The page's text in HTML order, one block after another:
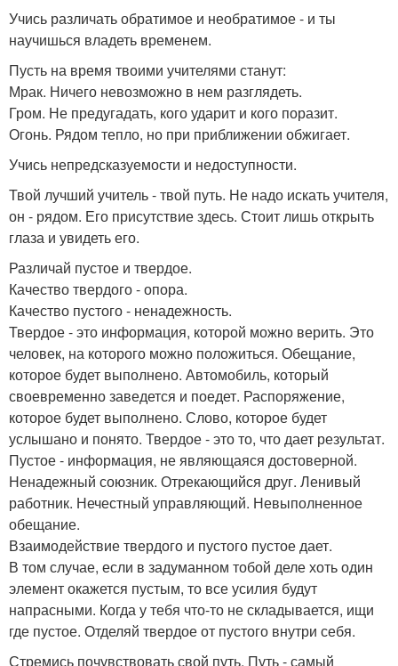
Учись различать обратимое и необратимое - и ты
научишься владеть временем.
Пусть на время твоими учителями станут:
Мрак. Ничего невозможно в нем разглядеть.
Гром. Не предугадать, кого ударит и кого поразит.
Огонь. Рядом тепло, но при приближении обжигает.
Учись непредсказуемости и недоступности.
Твой лучший учитель - твой путь. Не надо искать учителя,
он - рядом. Его присутствие здесь. Стоит лишь открыть
глаза и увидеть его.
Различай пустое и твердое.
Качество твердого - опора.
Качество пустого - ненадежность.
Твердое - это информация, которой можно верить. Это
человек, на которого можно положиться. Обещание,
которое будет выполнено. Автомобиль, который
своевременно заведется и поедет. Распоряжение,
которое будет выполнено. Слово, которое будет
услышано и понято. Твердое - это то, что дает результат.
Пустое - информация, не являющаяся достоверной.
Ненадежный союзник. Отрекающийся друг. Ленивый
работник. Нечестный управляющий. Невыполненное
обещание.
Взаимодействие твердого и пустого пустое дает.
В том случае, если в задуманном тобой деле хоть один
элемент окажется пустым, то все усилия будут
напрасными. Когда у тебя что-то не складывается, ищи
где пустое. Отделяй твердое от пустого внутри себя.
Стремись почувствовать свой путь. Путь - самый